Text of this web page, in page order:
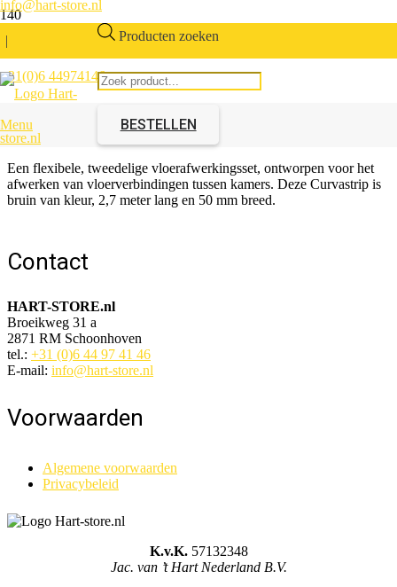
info@hart-store.nl
|
+31(0)6 44974146
Producten zoeken
BESTELLEN
Menu
Curvastrip tapijtlijst Bruin
Artikelnummer:
Een flexibele, tweedelige vloerafwerkingsset, ontworpen voor het
afwerken van vloerverbindingen tussen kamers. Deze Curvastrip is
bruin van kleur, 2,7 meter lang en 50 mm breed.
Contact
HART-STORE.nl
Broeikweg 31 a
2871 RM Schoonhoven
tel.: +31 (0)6 44 97 41 46
E-mail: info@hart-store.nl
Voorwaarden
Algemene voorwaarden
Privacybeleid
K.v.K.57132348
Jac. van ’t Hart Nederland B.V.